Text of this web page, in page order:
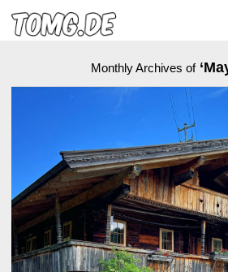
Monthly Archives of